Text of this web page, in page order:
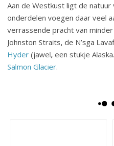
Aan de Westkust ligt de
onderdelen voegen daar veel
verrassende pracht van
Johnston Straits, de N’sga
Hyder (jawel, een stukje
Salmon Glacier.